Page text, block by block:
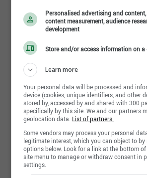
Qui sommes-nous
MétierPlusest un pionnier en
recrutement pour les
techniques
dans les secteurs suivants:
commercial, industriel léger et
Nos spécialistes en acquisition de
travaillent tous les jours des
métiers techniques. Grâce à cette
équipe peut rapidement créer la
Lire la suite
Personalised advertising and
content measurement, audience
development
Store and/or access information on a
Learn more
Your personal data will be processed and
device (cookies, unique identifiers, and other
stored by, accessed by and shared with 300
specifically by this site. We and our partners
geolocation data. List of partners.
Some vendors may process your personal
legitimate interest, which you can object to
options below. Look for a link at the bottom
site menu to manage or withdraw consent in
settings.